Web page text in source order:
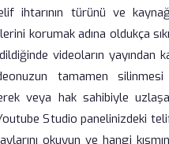
ihtarının türünü ve
korumak adına oldukça
videoların yayından
tamamen silinmesi
veya hak sahibiyle
Studio panelinizdeki
okuyun ve hangi